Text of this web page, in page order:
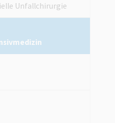
Unfallchirurgie